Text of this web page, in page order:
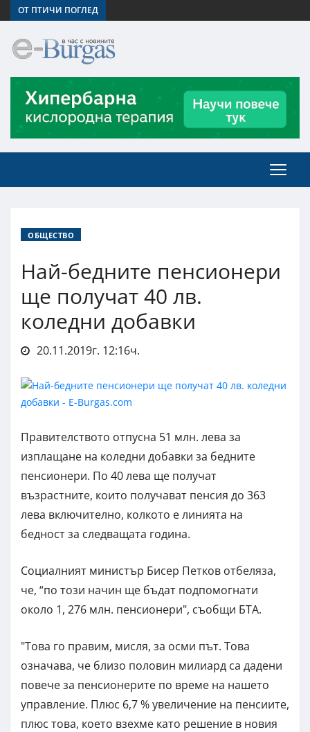
ОТ ПТИЧИ ПОГЛЕД
ОБЩЕСТВО
Най-бедните пенсионери
ще получат 40 лв.
коледни добавки
20.11.2019г. 12:16ч.
Правителството отпусна 51 млн. лева за
изплащане на коледни добавки за бедните
пенсионери. По 40 лева ще получат
възрастните, които получават пенсия до 363
лева включително, колкото е линията на
бедност за следващата година.
Социалният министър Бисер Петков отбеляза,
че, “по този начин ще бъдат подпомогнати
около 1, 276 млн. пенсионери", съобщи БТА.
"Това го правим, мисля, за осми път. Това
означава, че близо половин милиард са дадени
повече за пенсионерите по време на нашето
управление. Плюс 6,7 % увеличение на пенсиите,
плюс това, което взехме като решение в новия